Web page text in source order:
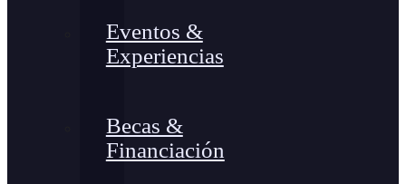
Eventos &
Experiencias
Becas &
Financiación